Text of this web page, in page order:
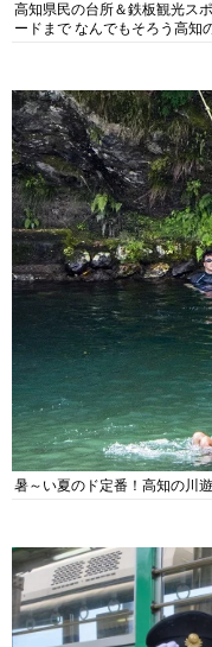
高知県民の台所＆鉄板観光ス
ードまで なんでもそろう高知
暑～い夏のド定番！高知の川